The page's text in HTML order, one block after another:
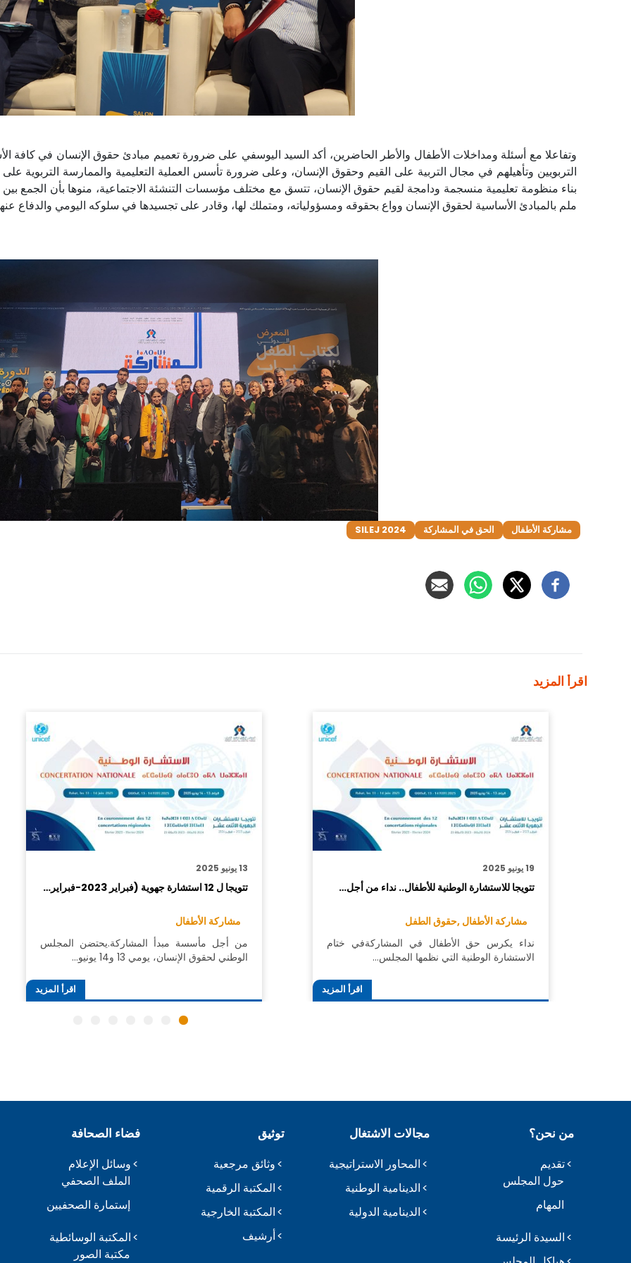
وتفاعلا مع أسئلة ومداخلات الأطفال والأطر الحاضرين، أكد السيد اليوسفي على ضرورة تعميم مبادئ حقوق الإنسان في كافة
التربويين وتأهيلهم في مجال التربية على القيم وحقوق الإنسان، وعلى ضرورة تأسس العملية التعليمية والممارسة التربوية
بناء منظومة تعليمية منسجمة ودامجة لقيم حقوق الإنسان، تتسق مع مختلف مؤسسات التنشئة الاجتماعية، منوها بأن الجمع
ملم بالمبادئ الأساسية لحقوق الإنسان وواع بحقوقه ومسؤولياته، ومتملك لها، وقادر على تجسيدها في سلوكه اليومي والدفاع
مشاركة الأطفال الحق في المشاركة SILEJ 2024
اقرأ المزيد
19 يونيو 2025
تتويجا للاستشارة الوطنية للأطفال.. نداء من أجل…
مشاركة الأطفال ,حقوق الطفل
نداء يكرس حق الأطفال في المشاركةفي ختام
الاستشارة الوطنية التي نظمها المجلس…
اقرأ المزيد
13 يونيو 2025
تتويجا ل 12 استشارة جهوية (فبراير 2023-فبراير…
مشاركة الأطفال
من أجل مأسسة مبدأ المشاركة.يحتضن المجلس
الوطني لحقوق الإنسان، يومي 13 و14 يونيو…
اقرأ المزيد
من نحن؟
تقديم
حول المجلس
المهام
السيدة الرئيسة
مجالات الاشتغال
المحاور الاستراتيجية
الدينامية الوطنية
الدينامية الدولية
توثيق
وثائق مرجعية
المكتبة الرقمية
المكتبة الخارجية
أرشيف
فضاء الصحافة
وسائل الإعلام
الملف الصحفي
إستمارة الصحفيين
المكتبة الوسائطية
مكتبة الصور